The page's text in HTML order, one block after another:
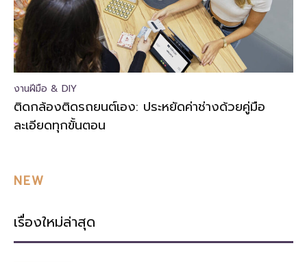
งานฝีมือ & DIY
ติดกล้องติดรถยนต์เอง: ประหยัดค่าช่างด้วยคู่มือ
ละเอียดทุกขั้นตอน
NEW
เรื่องใหม่ล่าสุด